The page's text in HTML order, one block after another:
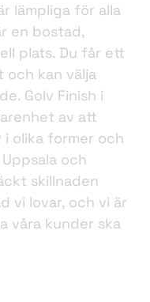
lämpliga för alla
en bostad,
plats. Du får ett
och kan välja
Golv Finish i
av att
i olika former och
och
skillnaden
vi lovar, och vi är
våra kunder ska